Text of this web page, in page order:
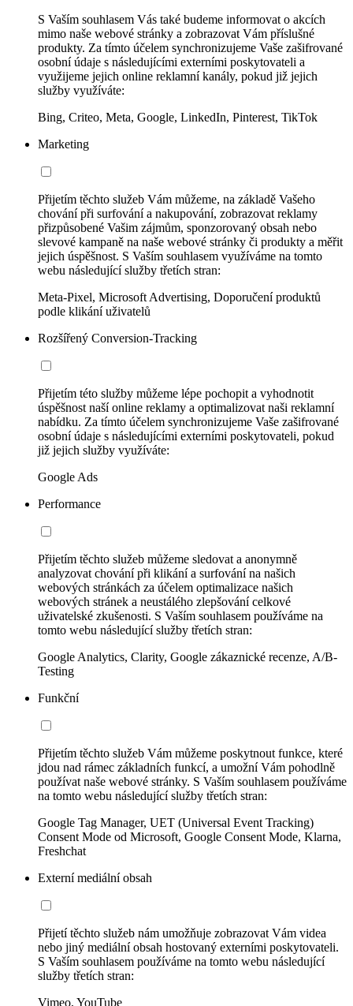
S Vaším souhlasem Vás také budeme informovat o akcích
mimo naše webové stránky a zobrazovat Vám příslušné
produkty. Za tímto účelem synchronizujeme Vaše zašifrované
osobní údaje s následujícími externími poskytovateli a
využijeme jejich online reklamní kanály, pokud již jejich
služby využíváte:
Bing, Criteo, Meta, Google, LinkedIn, Pinterest, TikTok
Marketing
Přijetím těchto služeb Vám můžeme, na základě Vašeho
chování při surfování a nakupování, zobrazovat reklamy
přizpůsobené Vašim zájmům, sponzorovaný obsah nebo
slevové kampaně na naše webové stránky či produkty a měřit
jejich úspěšnost. S Vaším souhlasem využíváme na tomto
webu následující služby třetích stran:
Meta-Pixel, Microsoft Advertising, Doporučení produktů
podle klikání uživatelů
Rozšířený Conversion-Tracking
Přijetím této služby můžeme lépe pochopit a vyhodnotit
úspěšnost naší online reklamy a optimalizovat naši reklamní
nabídku. Za tímto účelem synchronizujeme Vaše zašifrované
osobní údaje s následujícími externími poskytovateli, pokud
již jejich služby využíváte:
Google Ads
Performance
Přijetím těchto služeb můžeme sledovat a anonymně
analyzovat chování při klikání a surfování na našich
webových stránkách za účelem optimalizace našich
webových stránek a neustálého zlepšování celkové
uživatelské zkušenosti. S Vaším souhlasem používáme na
tomto webu následující služby třetích stran:
Google Analytics, Clarity, Google zákaznické recenze, A/B-
Testing
Funkční
Přijetím těchto služeb Vám můžeme poskytnout funkce, které
jdou nad rámec základních funkcí, a umožní Vám pohodlně
používat naše webové stránky. S Vaším souhlasem používáme
na tomto webu následující služby třetích stran:
Google Tag Manager, UET (Universal Event Tracking)
Consent Mode od Microsoft, Google Consent Mode, Klarna,
Freshchat
Externí mediální obsah
Přijetí těchto služeb nám umožňuje zobrazovat Vám videa
nebo jiný mediální obsah hostovaný externími poskytovateli.
S Vaším souhlasem používáme na tomto webu následující
služby třetích stran:
Vimeo, YouTube